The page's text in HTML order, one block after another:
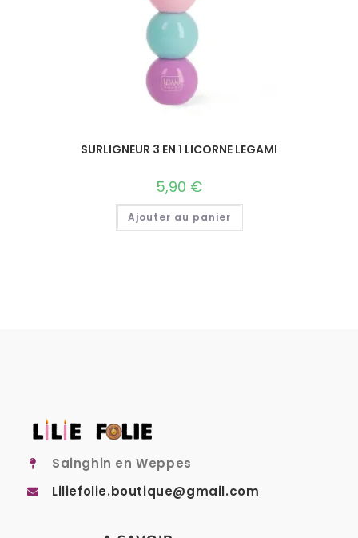
SURLIGNEUR 3 EN 1 LICORNE LEGAMI
5,90 €
Ajouter au panier
Sainghin en Weppes
Liliefolie.boutique@gmail.com